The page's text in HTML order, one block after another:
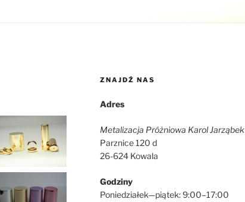
ZNAJDŹ NAS
Adres
Metalizacja Próżniowa Karol Jarząbek
Parznice 120 d
26-624 Kowala
Godziny
Poniedziałek—piątek: 9:00–17:00